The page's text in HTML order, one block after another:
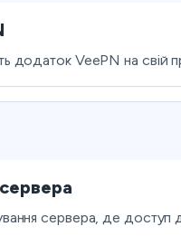
додаток VeePN на свій
сервера, де